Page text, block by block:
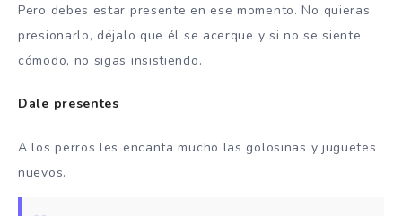
Pero debes estar presente en ese momento. No quieras
presionarlo, déjalo que él se acerque y si no se siente
cómodo, no sigas insistiendo.
Dale presentes
A los perros les encanta mucho las golosinas y juguetes
nuevos.